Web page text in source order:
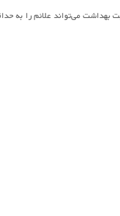
بهداشت می‌تواند علائم را به